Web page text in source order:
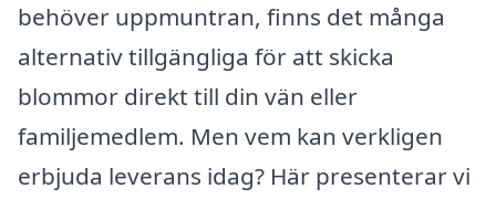
behöver uppmuntran, finns det många
alternativ tillgängliga för att skicka
blommor direkt till din vän eller
familjemedlem. Men vem kan verkligen
erbjuda leverans idag? Här presenterar vi